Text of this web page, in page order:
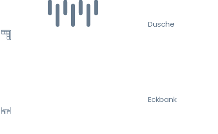
Dusche
Eckbank